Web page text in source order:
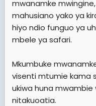
mwanamke
mahusiano yako ya
hiyo ndio funguo ya
mbele ya safari.
Mkumbuke
visenti mtumie kama
ukiwa huna mwambie
nitakuoatia.